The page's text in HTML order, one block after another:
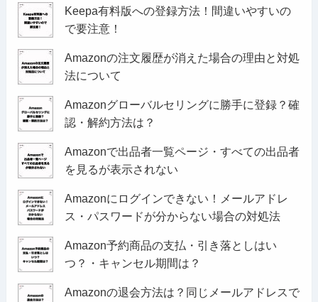
Keepa有料版への登録方法！間違いやすいの
で要注意！
Amazonの注文履歴が消えた場合の理由と対処
法について
Amazonグローバルセリングに勝手に登録？確
認・解約方法は？
Amazonで出品者一覧ページ・すべての出品者
を見るが表示されない
Amazonにログインできない！メールアドレ
ス・パスワードが分からない場合の対処法
Amazon予約商品の支払・引き落としはい
つ？・キャンセル期間は？
Amazonの退会方法は？同じメールアドレスで